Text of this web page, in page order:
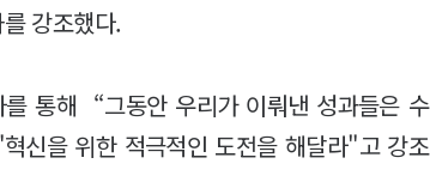
강조했다.
통해 “그동안 우리가 이뤄낸 성과들은 수
신을 위한 적극적인 도전을 해달라"고 강조